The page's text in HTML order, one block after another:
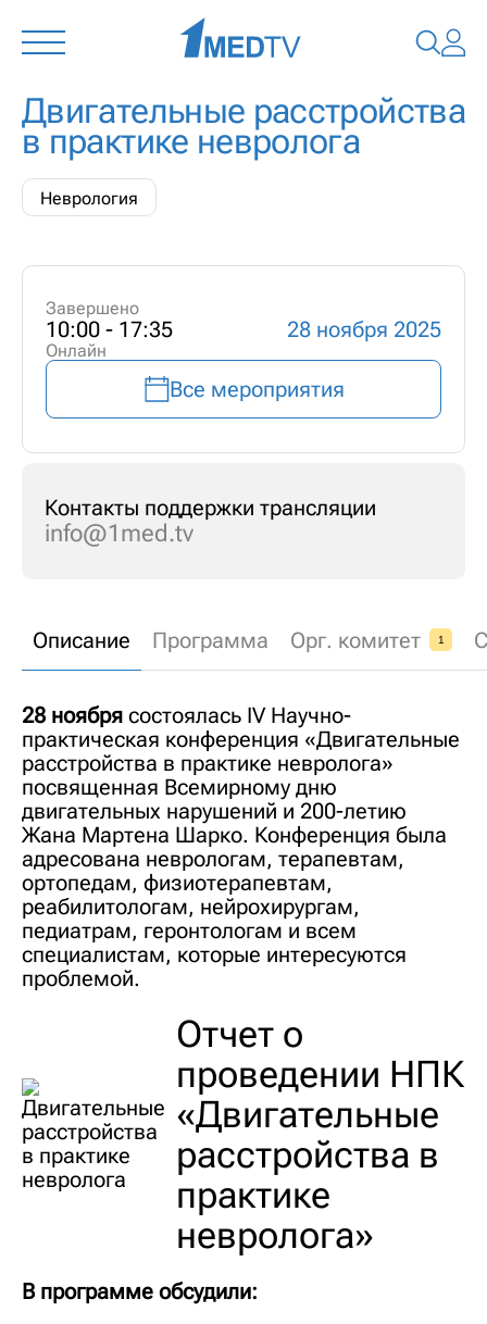
Двигательные расстройства
в практике невролога
Неврология
Завершено
10:00 - 17:35 28 ноября 2025
Онлайн
Все мероприятия
Контакты поддержки трансляции
info@1med.tv
Описание Программа Орг. комитет 1
28 ноября состоялась IV Научно-
практическая конференция «Двигательные
расстройства в практике невролога»
посвященная Всемирному дню
двигательных нарушений и 200-летию
Жана Мартена Шарко. Конференция была
адресована неврологам, терапевтам,
ортопедам, физиотерапевтам,
реабилитологам, нейрохирургам,
педиатрам, геронтологам и всем
специалистам, которые интересуются
проблемой.
Отчет о
проведении НПК
«Двигательные
расстройства в
практике
невролога»
В программе обсудили: